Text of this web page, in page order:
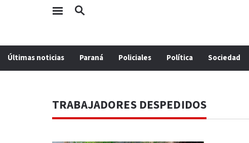
Últimas noticias Paraná Policiales Política Sociedad
TRABAJADORES DESPEDIDOS